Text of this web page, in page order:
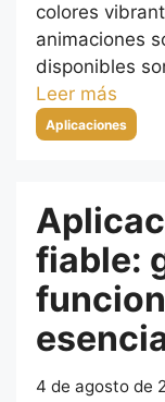
colores
animaciones
disponibles
Leer más
Categorías
Aplicaciones
fiable:
4 de agosto de